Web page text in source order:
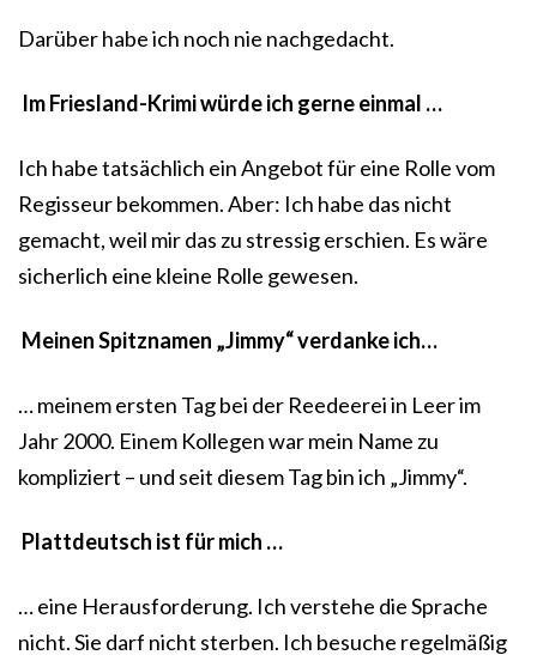
Darüber habe ich noch nie nachgedacht.
Im Friesland-Krimi würde ich gerne einmal …
Ich habe tatsächlich ein Angebot für eine Rolle vom
Regisseur bekommen. Aber: Ich habe das nicht
gemacht, weil mir das zu stressig erschien. Es wäre
sicherlich eine kleine Rolle gewesen.
Meinen Spitznamen „Jimmy“ verdanke ich…
… meinem ersten Tag bei der Reedeerei in Leer im
Jahr 2000. Einem Kollegen war mein Name zu
kompliziert – und seit diesem Tag bin ich „Jimmy“.
Plattdeutsch ist für mich …
… eine Herausforderung. Ich verstehe die Sprache
nicht. Sie darf nicht sterben. Ich besuche regelmäßig